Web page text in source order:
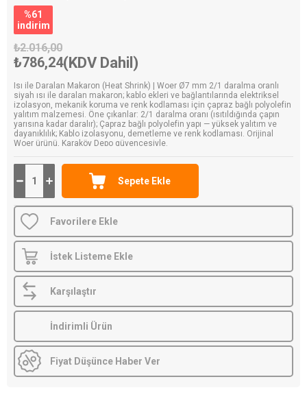
%61
i̇ndirim
₺2.016,00
₺786,24(KDV Dahil)
Isı ile Daralan Makaron (Heat Shrink) | Woer Ø7 mm 2/1 daralma oranlı
siyah ısı ile daralan makaron; kablo ekleri ve bağlantılarında elektriksel
izolasyon, mekanik koruma ve renk kodlaması için çapraz bağlı polyolefin
yalıtım malzemesi. Öne çıkanlar: 2/1 daralma oranı (ısıtıldığında çapın
yarısına kadar daralır); Çapraz bağlı polyolefin yapı — yüksek yalıtım ve
dayanıklılık; Kablo izolasyonu, demetleme ve renk kodlaması. Orijinal
Woer ürünü, Karaköy Depo güvencesiyle.
Favorilere Ekle
İstek Listeme Ekle
Karşılaştır
İndirimli Ürün
Fiyat Düşünce Haber Ver